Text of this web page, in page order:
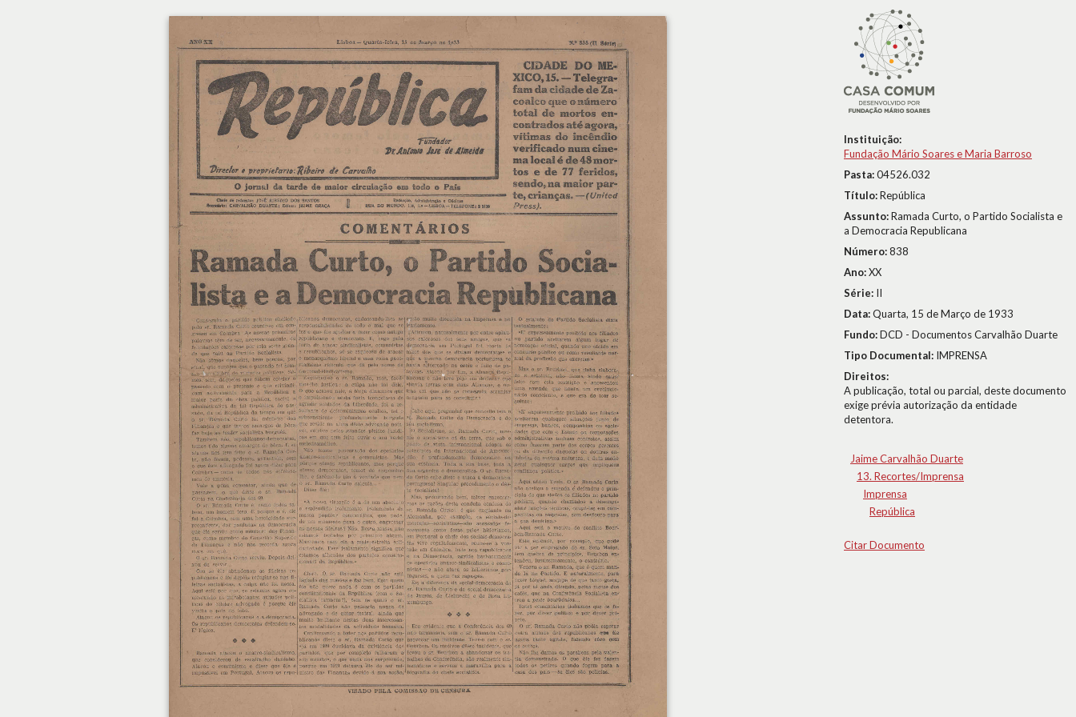
Instituição:
Fundação Mário Soares e Maria Barroso
Pasta:04526.032
Título:República
Assunto:Ramada Curto, o Partido Socialista e
a Democracia Republicana
Número:838
Ano:XX
Série: II
Data:Quarta, 15 de Março de 1933
Fundo:DCD - Documentos Carvalhão Duarte
Tipo Documental: IMPRENSA
Direitos:
A publicação, total ou parcial, deste documento
exige prévia autorização da entidade
detentora.
Jaime Carvalhão Duarte
13. Recortes/Imprensa
Imprensa
República
Citar Documento